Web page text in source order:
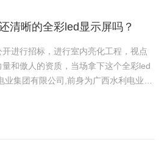
清晰的全彩led显示屏吗？
进行招标，进行室内亮化工程，视点
和傲人的资质，当场拿下这个全彩led
承贷主体之一，全面负责广西43个县……